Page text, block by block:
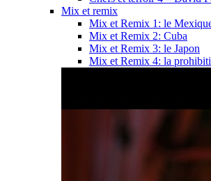
Mix et remix
Mix et Remix 1: le
Mix et Remix 2: Cuba
Mix et Remix 3: le Japon
Mix et Remix 4: la